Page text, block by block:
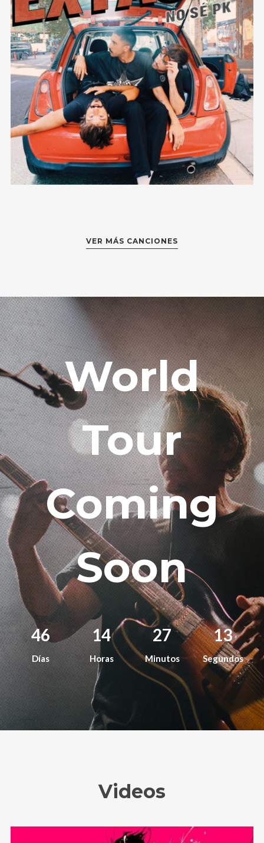
NO SÉ PK
VER MÁS CANCIONES
World
Tour
Coming
Soon
46
Días
14
Horas
27
Minutos
10
Segundos
Videos